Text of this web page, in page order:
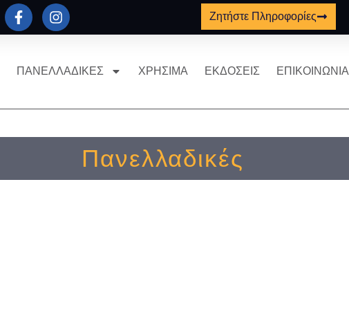
Ζητήστε Πληροφορίες
ΠΑΝΕΛΛΑΔΙΚΕΣ ΧΡΗΣΙΜΑ ΕΚΔΟΣΕΙΣ ΕΠΙΚΟΙΝΩΝΙΑ
Πανελλαδικές